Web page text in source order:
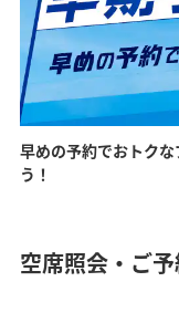
早めの予約でおトク
う！
空席照会・ご